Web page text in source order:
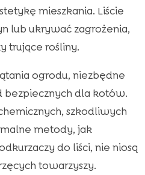
mieszkania. Liście
lub ukrywać zagrożenia,
trujące rośliny.
ogrodu, niezbędne
bezpiecznych dla kotów.
szkodliwych
metody, jak
do liści, nie niosą
towarzyszy.